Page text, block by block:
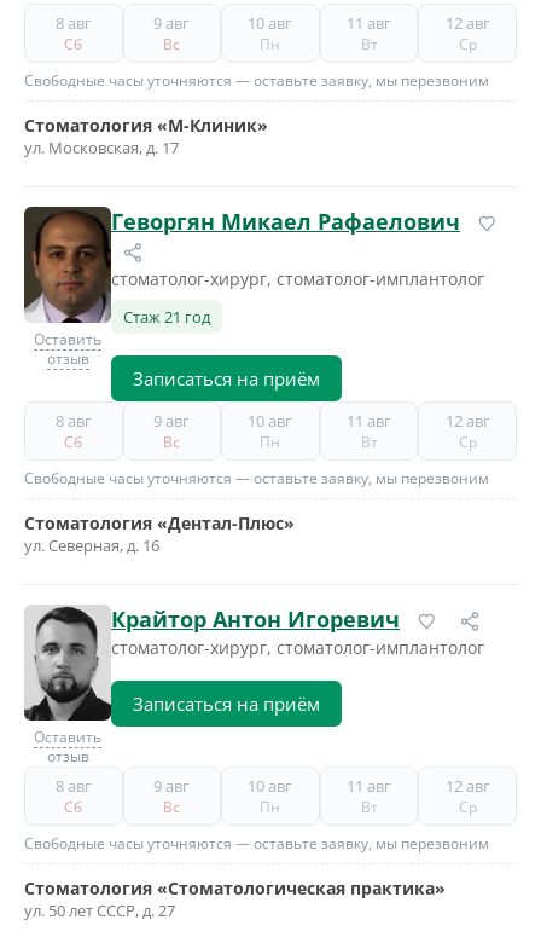
8 авг
Сб
9 авг
Вс
10 авг
Пн
11 авг
Вт
12 авг
Ср
Свободные часы уточняются — оставьте заявку, мы перезвоним
Стоматология «М-Клиник»
ул. Московская, д. 17
Оставить
отзыв
Геворгян Микаел Рафаелович
стоматолог-хирург, стоматолог-имплантолог
Стаж 21 год
Записаться на приём
8 авг
Сб
9 авг
Вс
10 авг
Пн
11 авг
Вт
12 авг
Ср
Свободные часы уточняются — оставьте заявку, мы перезвоним
Стоматология «Дентал-Плюс»
ул. Северная, д. 16
Оставить
отзыв
Крайтор Антон Игоревич
стоматолог-хирург, стоматолог-имплантолог
Записаться на приём
8 авг
Сб
9 авг
Вс
10 авг
Пн
11 авг
Вт
12 авг
Ср
Свободные часы уточняются — оставьте заявку, мы перезвоним
Стоматология «Стоматологическая практика»
ул. 50 лет СССР, д. 27